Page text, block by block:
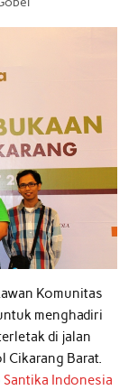
Komunitas
menghadiri
di jalan
Cikarang Barat.
Santika Indonesia